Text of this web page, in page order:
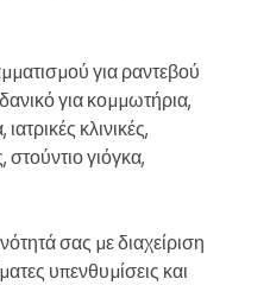
για ραντεβού
για κομμωτήρια,
κλινικές,
γιόγκα,
σας με διαχείριση
υπενθυμίσεις και